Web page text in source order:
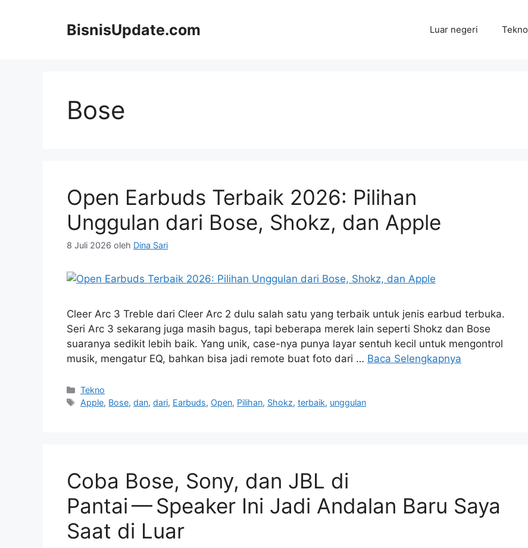
BisnisUpdate.com Luar negeri Tekno
Bose
Open Earbuds Terbaik 2026: Pilihan
Unggulan dari Bose, Shokz, dan Apple
8 Juli 2026 oleh Dina Sari
Cleer Arc 3 Treble dari Cleer Arc 2 dulu salah satu yang terbaik untuk jenis earbud terbuka.
Seri Arc 3 sekarang juga masih bagus, tapi beberapa merek lain seperti Shokz dan Bose
suaranya sedikit lebih baik. Yang unik, case-nya punya layar sentuh kecil untuk mengontrol
musik, mengatur EQ, bahkan bisa jadi remote buat foto dari … Baca Selengkapnya
Kategori
Tekno
Tag
Apple, Bose,dan,dari, Earbuds, Open, Pilihan, Shokz,terbaik, unggulan
Coba Bose, Sony, dan JBL di
Pantai — Speaker Ini Jadi Andalan Baru Saya
Saat di Luar